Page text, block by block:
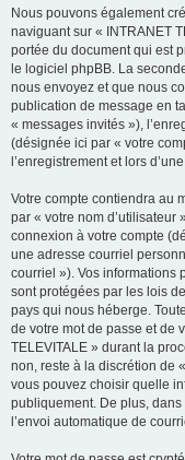
Nous pouvons également
naviguant sur « INTRANET
portée du document qui est
le logiciel phpBB. La
nous envoyez et que nous
publication de message en
« messages invités »),
(désignée ici par « votre
l’enregistrement et lors
Votre compte contiendra au
par « votre nom
connexion à votre compte
une adresse courriel
courriel »). Vos informations
sont protégées par les lois
pays qui nous héberge.
de votre mot de passe et de
TELEVITALE » durant la
non, reste à la discrétion de
vous pouvez choisir quelle
publiquement. De plus,
l’envoi automatique de